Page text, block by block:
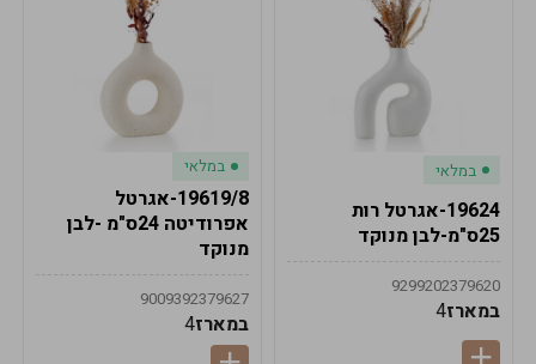
במלאי
19624-אגרטל רות
25ס"מ-לבן מנוקד
9299202379620
במארז4
במלאי
19619/8-אגרטל
אפרודיטה 24ס"מ -לבן
מנוקד
9009392379627
במארז4